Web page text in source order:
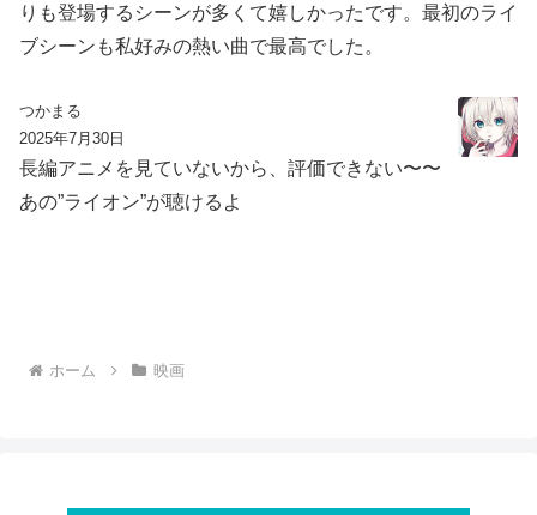
りも登場するシーンが多くて嬉しかったです。最初のライ
ブシーンも私好みの熱い曲で最高でした。
つかまる
2025年7月30日
長編アニメを見ていないから、評価できない〜〜
あの”ライオン”が聴けるよ
ホーム 映画